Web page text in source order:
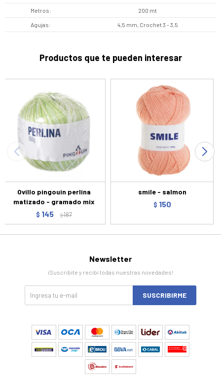
Metros 200 mt
Agujas 4,5 mm, Crochet 3 - 3,5
Productos que te pueden interesar
Ovillo pingouin perlina
matizado - gramado mix
$ 145 $187
smile - salmon
$ 150
Newsletter
¡Suscribite y recibí todas nuestras novedades!
SUSCRIBIRME